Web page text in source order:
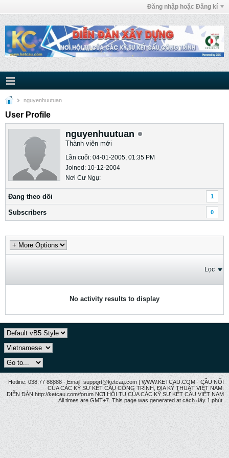
Đăng nhập hoặc Đăng kí
nguyenhuutuan
User Profile
nguyenhuutuan
Thành viên mới
Lần cuối: 04-01-2005, 01:35 PM
Joined: 10-12-2004
Nơi Cư Ngụ:
Ðang theo dõi 1
Subscribers 0
Lọc
No activity results to display
Hotline: 038.77 88888 - Email: support@ketcau.com | WWW.KETCAU.COM - CẦU NỐI
CỦA CÁC KỸ SƯ KẾT CẤU CÔNG TRÌNH, ĐỊA KỸ THUẬT VIỆT NAM.
DIỄN ĐÀN http://ketcau.com/forum NƠI HỘI TỤ CỦA CÁC KỸ SƯ KẾT CÂU VIỆT NAM
All times are GMT+7. This page was generated at cách đây 1 phút.